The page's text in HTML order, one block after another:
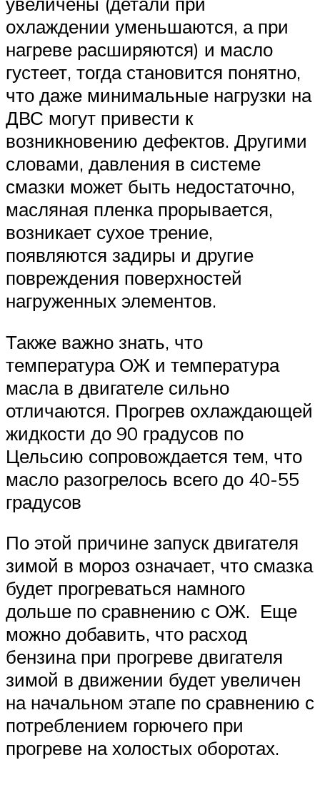
охлаждении уменьшаются, а при
нагреве расширяются) и масло
густеет, тогда становится понятно,
что даже минимальные нагрузки на
ДВС могут привести к
возникновению дефектов. Другими
словами, давления в системе
смазки может быть недостаточно,
масляная пленка прорывается,
возникает сухое трение,
появляются задиры и другие
повреждения поверхностей
нагруженных элементов.
Также важно знать, что
температура ОЖ и температура
масла в двигателе сильно
отличаются. Прогрев охлаждающей
жидкости до 90 градусов по
Цельсию сопровождается тем, что
масло разогрелось всего до 40-55
градусов
По этой причине запуск двигателя
зимой в мороз означает, что смазка
будет прогреваться намного
дольше по сравнению с ОЖ. Еще
можно добавить, что расход
бензина при прогреве двигателя
зимой в движении будет увеличен
на начальном этапе по сравнению с
потреблением горючего при
прогреве на холостых оборотах.